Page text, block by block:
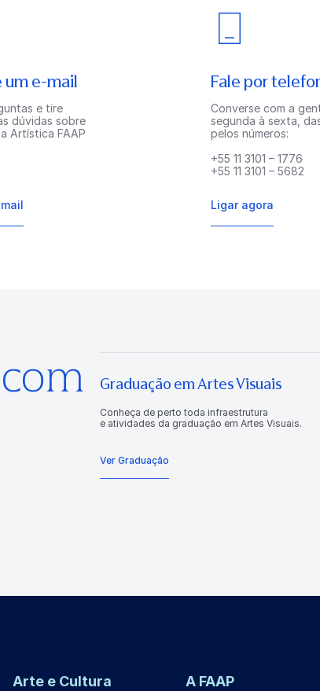
um e-mail
e tire
dúvidas sobre
Artística FAAP
Fale por
Converse com a
segunda à sexta,
pelos números:
+55 11 3101 – 1776
+55 11 3101 – 5682
Ligar agora
Graduação em Artes Visuais
Conheça de perto toda infraestrutura
e atividades da graduação em Artes Visuais.
Ver Graduação
Arte e Cultura A FAAP